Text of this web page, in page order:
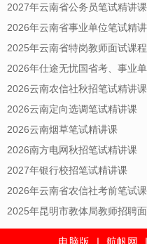
2027年云南省公务员笔试精讲课
2026年云南省事业单位笔试精
2025年云南省特岗教师面试课程
2026年仕途无忧国省考、事业
2026云南农信社秋招笔试精讲课
2026云南定向选调笔试精讲课
2026云南烟草笔试精讲课
2026南方电网秋招笔试精讲课
2027年银行校招笔试精讲课
2026年云南省农信社考前笔试
2025年昆明市教体局教师招聘
电脑版 | 航帆网 |